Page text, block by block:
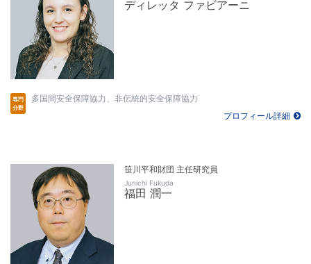
ディレッタ ファビアーニ
多国間安全保障協力、非伝統的安全保障協力
プロフィール詳細
笹川平和財団 主任研究員
Junichi Fukuda
福田 潤一